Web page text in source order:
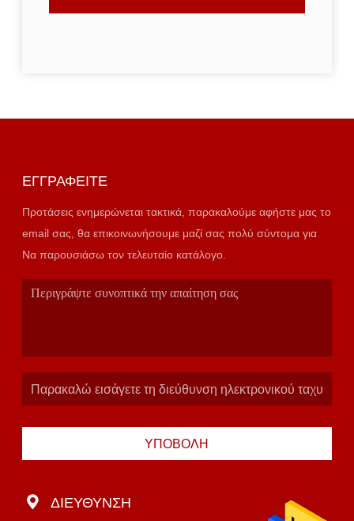
ΕΓΓΡΑΦΕΊΤΕ
Προτάσεις ενημερώνεται τακτικά, παρακαλούμε αφήστε μας το
email σας, θα επικοινωνήσουμε μαζί σας πολύ σύντομα για
Να παρουσιάσω τον τελευταίο κατάλογο.
ΥΠΟΒΟΛΉ
ΔΙΕΎΘΥΝΣΗ